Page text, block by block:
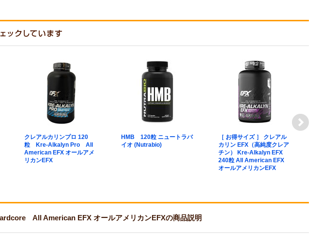
クレアルカリンプロ 120
粒 Kre-Alkalyn Pro All
American EFX オールアメ
リカンEFX
HMB 120粒 ニュートラバ
イオ (Nutrabio)
［ お得サイズ ］ クレアル
カリン EFX（高純度クレア
チン） Kre-Alkalyn EFX
240粒 All American EFX
オールアメリカンEFX
All American EFX オールアメリカンEFXの商品説明